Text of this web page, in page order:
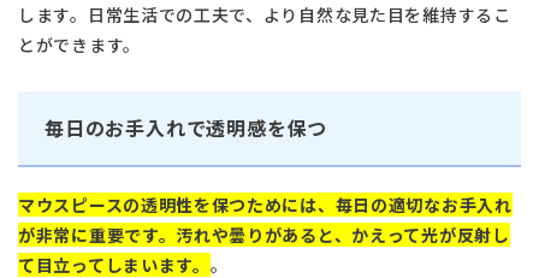
します。日常生活での工夫で、より自然な見た目を維持するこ
とができます。
毎日のお手入れで透明感を保つ
マウスピースの透明性を保つためには、毎日の適切なお手入れ
が非常に重要です。汚れや曇りがあると、かえって光が反射し
て目立ってしまいます。 。